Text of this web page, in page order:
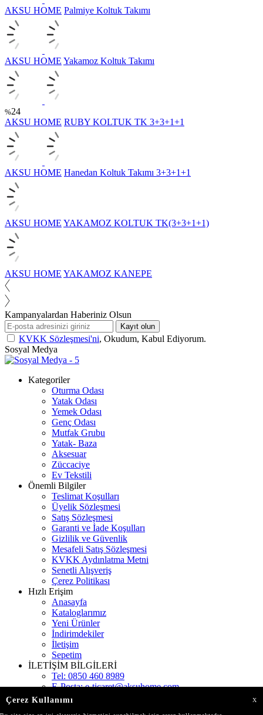
AKSU HOME Palmiye Koltuk Takımı
AKSU HOME Yakamoz Koltuk Takımı
%24
AKSU HOME RUBY KOLTUK TK 3+3+1+1
AKSU HOME Hanedan Koltuk Takımı 3+3+1+1
AKSU HOME YAKAMOZ KOLTUK TK(3+3+1+1)
AKSU HOME YAKAMOZ KANEPE
Kampanyalardan Haberiniz Olsun
Kayıt olun
KVKK Sözleşmesi'ni, Okudum, Kabul Ediyorum.
Sosyal Medya
Kategoriler
Oturma Odası
Yatak Odası
Yemek Odası
Genç Odası
Mutfak Grubu
Yatak- Baza
Aksesuar
Züccaciye
Ev Tekstili
Önemli Bilgiler
Teslimat Koşulları
Üyelik Sözleşmesi
Satış Sözleşmesi
Garanti ve İade Koşulları
Gizlilik ve Güvenlik
Mesafeli Satış Sözleşmesi
KVKK Aydınlatma Metni
Senetli Alışveriş
Çerez Politikası
Hızlı Erişim
Anasayfa
Kataloglarımız
Yeni Ürünler
İndirimdekiler
İletişim
Sepetim
İLETİŞİM BİLGİLERİ
Tel: 0850 460 8989
E-Posta:e-ticaret@aksuhome.com
Adres:
Çerez Kullanımı X